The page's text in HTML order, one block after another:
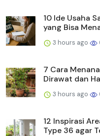
10 Ide Usaha
yang Bisa
3 hours ago
7 Cara
Dirawat dan
3 hours ago
12 Inspirasi
Type 36 agar